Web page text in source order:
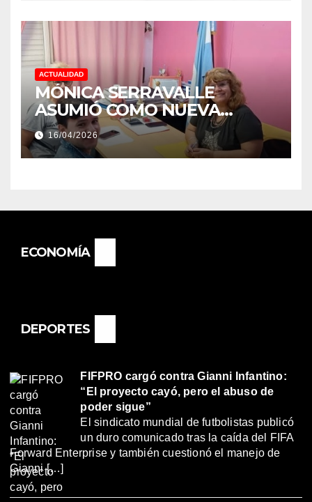
ACTUALIDAD
MÓNICA SERRAVALLE
ASUMIÓ COMO NUEVA
DIRECTORA DEL E.E.S. N° 82
«RENÉ FAVALORO» DE
BASAIL.
16/04/2026
ECONOMÍA
DEPORTES
FIFPRO cargó contra Gianni Infantino:
“El proyecto cayó, pero el abuso de
poder sigue”
El sindicato mundial de futbolistas publicó
un duro comunicado tras la caída del FIFA
Forward Enterprise y también cuestionó el manejo de
Gianni […]